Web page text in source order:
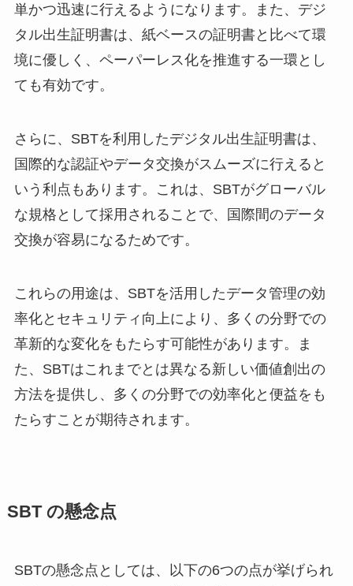
単かつ迅速に行えるようになります。また、デジ
タル出生証明書は、紙ベースの証明書と比べて環
境に優しく、ペーパーレス化を推進する一環とし
ても有効です。
さらに、SBTを利用したデジタル出生証明書は、
国際的な認証やデータ交換がスムーズに行えると
いう利点もあります。これは、SBTがグローバル
な規格として採用されることで、国際間のデータ
交換が容易になるためです。
これらの用途は、SBTを活用したデータ管理の効
率化とセキュリティ向上により、多くの分野での
革新的な変化をもたらす可能性があります。ま
た、SBTはこれまでとは異なる新しい価値創出の
方法を提供し、多くの分野での効率化と便益をも
たらすことが期待されます。
SBT の懸念点
SBTの懸念点としては、以下の6つの点が挙げられ